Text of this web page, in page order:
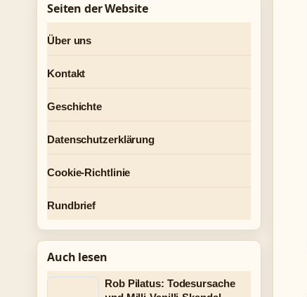
Seiten der Website
Über uns
Kontakt
Geschichte
Datenschutzerklärung
Cookie-Richtlinie
Rundbrief
Auch lesen
Rob Pilatus: Todesursache